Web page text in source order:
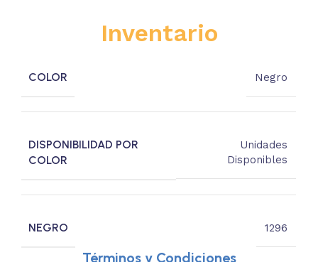
Inventario
COLOR Negro
DISPONIBILIDAD POR
COLOR
Unidades
Disponibles
NEGRO 1296
Términos y Condiciones